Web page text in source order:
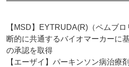
【MSD】EYTRUDA(R)（ペムブ
断的に共通するバイオマーカーに
の承認を取得
【エーザイ】パーキンソン病治療